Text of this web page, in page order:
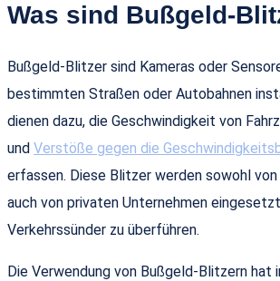
Was sind Bußgeld-
Bußgeld-Blitzer sind Kameras oder
bestimmten Straßen oder Autobahnen
dienen dazu, die Geschwindigkeit von
und Verstöße gegen die
erfassen. Diese Blitzer werden sowohl
auch von privaten Unternehmen
Verkehrssünder zu überführen.
Die Verwendung von Bußgeld-Blitzern hat